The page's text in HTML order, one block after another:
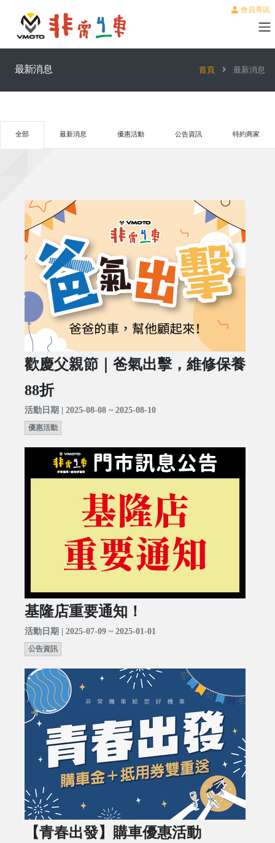
會員專區
最新消息 首頁 最新消息
全部 最新消息 優惠活動 公告資訊 特約商家
歡慶父親節｜爸氣出擊，維修保養
88折
活動日期 | 2025-08-08 ~ 2025-08-10
優惠活動
基隆店重要通知！
活動日期 | 2025-07-09 ~ 2025-01-01
公告資訊
【青春出發】購車優惠活動